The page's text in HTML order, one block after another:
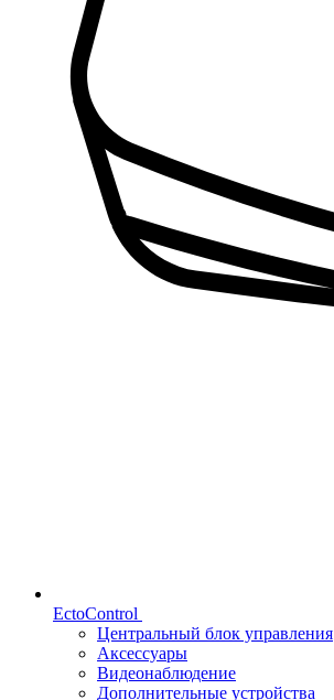
EctoControl
Центральный блок управления
Аксессуары
Видеонаблюдение
Дополнительные устройства